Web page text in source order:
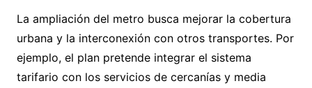
La ampliación del metro busca mejorar la cobertura
urbana y la interconexión con otros transportes. Por
ejemplo, el plan pretende integrar el sistema
tarifario con los servicios de cercanías y media